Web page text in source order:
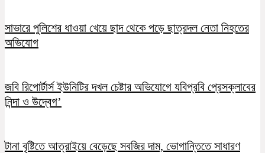
সাভারে পুলিশের ধাওয়া খেয়ে ছাদ থেকে পড়ে ছাত্রদল নেতা নিহতের
অভিযোগ
জবি রিপোর্টার্স ইউনিটির দখল চেষ্টার অভিযোগে যবিপ্রবি প্রেসক্লাবের
নিন্দা ও উদ্বেগ’
টানা বৃষ্টিতে আত্রাইয়ে বেড়েছে সবজির দাম, ভোগান্তিতে সাধারণ